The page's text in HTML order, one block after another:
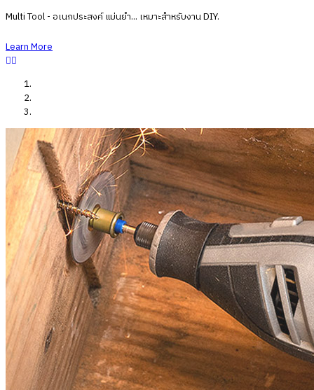
Multi Tool - อเนกประสงค์แม่นยำ... เหมาะสำหรับงาน DIY.
Learn More